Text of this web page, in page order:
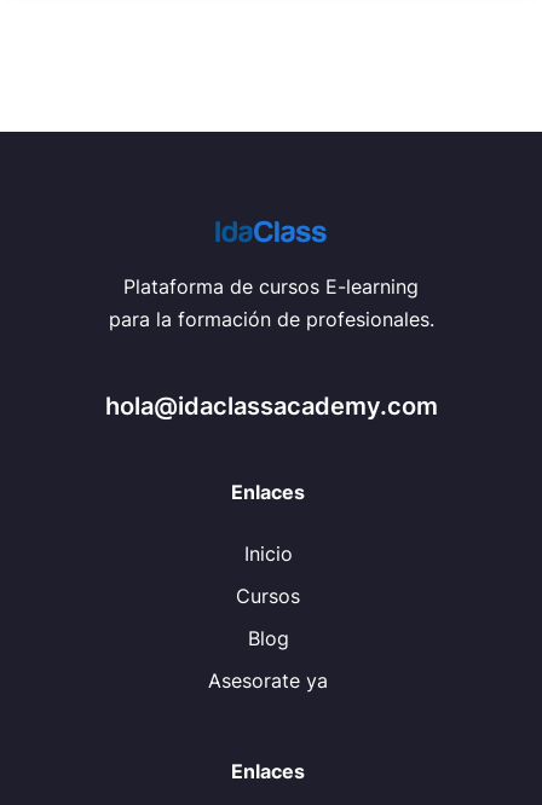
Plataforma de cursos E-learning
para la formación de profesionales.
hola@idaclassacademy.com
Enlaces
Inicio
Cursos
Blog
Asesorate ya
Enlaces